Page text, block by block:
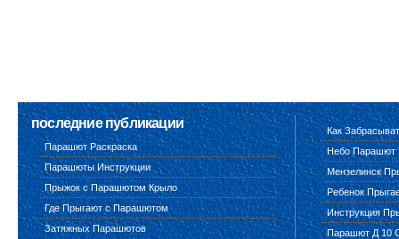
последние публикации
Парашют Раскраска
Парашюты Инструкции
Прыжок с Парашютом Крыло
Где Прыгают с Парашютом
Затяжных Парашютов
Как
Небо Парашют
Мензелинск
Ребенок
Инструкция
Парашют Д 10